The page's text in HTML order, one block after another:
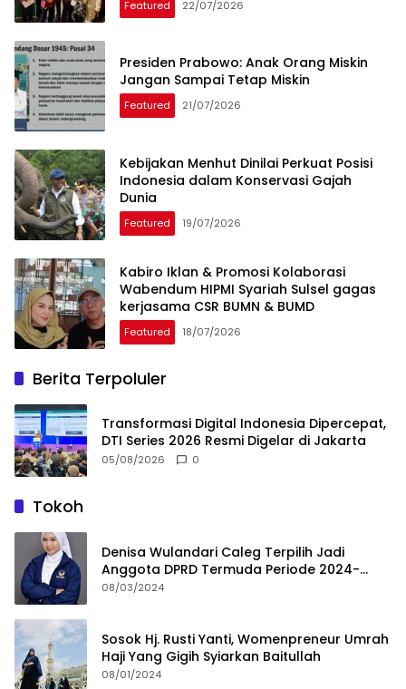
Featured 22/07/2026
Presiden Prabowo: Anak Orang Miskin
Jangan Sampai Tetap Miskin
Featured 21/07/2026
Kebijakan Menhut Dinilai Perkuat Posisi
Indonesia dalam Konservasi Gajah
Dunia
Featured 19/07/2026
Kabiro Iklan & Promosi Kolaborasi
Wabendum HIPMI Syariah Sulsel gagas
kerjasama CSR BUMN & BUMD
Featured 18/07/2026
Berita Terpoluler
Transformasi Digital Indonesia Dipercepat,
DTI Series 2026 Resmi Digelar di Jakarta
05/08/2026 0
Tokoh
Denisa Wulandari Caleg Terpilih Jadi
Anggota DPRD Termuda Periode 2024-
2029
08/03/2024
Sosok Hj. Rusti Yanti, Womenpreneur Umrah
Haji Yang Gigih Syiarkan Baitullah
08/01/2024